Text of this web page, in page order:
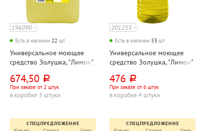
196090
Есть в наличии 22 шт.
Универсальное моющее
средство Золушка, "Лимон",
674,50 руб.
При заказе от 2 штук
в коробке 3 штуки
СПЕЦПРЕДЛОЖЕНИЕ
201255
Есть в наличии 53 шт.
Универсальное моющее
средство Золушка, "Лимон",
без хлора, концентрат
476 руб.
При заказе от 6 штук
в коробке 4 штуки
СПЕЦПРЕДЛОЖЕНИЕ